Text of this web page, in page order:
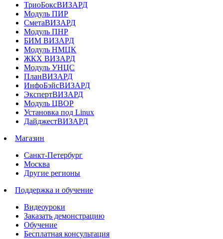
ТриоБоксВИЗАРД
Модуль ПИР
СметаВИЗАРД
Модуль ПНР
БИМ ВИЗАРД
Модуль НМЦК
ЖКХ ВИЗАРД
Модуль УНЦС
ПланВИЗАРД
ИнфоБэйсВИЗАРД
ЭкспертВИЗАРД
Модуль ЦВОР
Установка под Linux
ДайджестВИЗАРД
Магазин
Санкт-Петербург
Москва
Другие регионы
Поддержка и обучение
Видеоуроки
Заказать демонстрацию
Обучение
Бесплатная консультация